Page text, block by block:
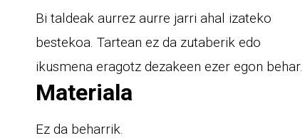
Bi taldeak aurrez aurre jarri ahal izateko
bestekoa. Tartean ez da zutaberik edo
ikusmena eragotz dezakeen ezer egon behar.
Materiala
Ez da beharrik.